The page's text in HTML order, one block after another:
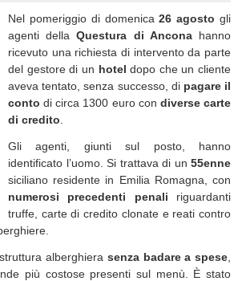
Nel pomeriggio di domenica26 agosto gli
agenti dellaQuestura di Anconahanno
ricevuto una richiesta di intervento da parte
del gestore di un hotel dopo che un cliente
aveva tentato, senza successo, di pagare il
conto di circa 1300 euro con diverse carte
di credito
Gli agenti, giunti sul posto, hanno
identificato l’uomo. Si trattava di un 55enne
siciliano residente in Emilia Romagna, con
numerosi precedenti penali riguardanti
truffe, carte di credito clonate e reati contro
alberghiera senza badare a spese
più costose presenti sul menù. È stato